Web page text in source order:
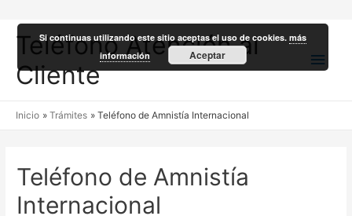
Teléfono Atención al
Cliente
Inicio Trámites Teléfono de Amnistía Internacional
Teléfono de Amnistía
Internacional
Si continuas utilizando este sitio aceptas el uso de cookies.más
información
Aceptar